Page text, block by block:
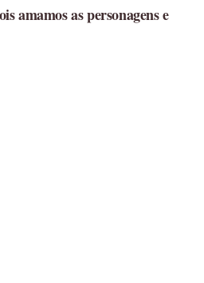
amamos as personagens e